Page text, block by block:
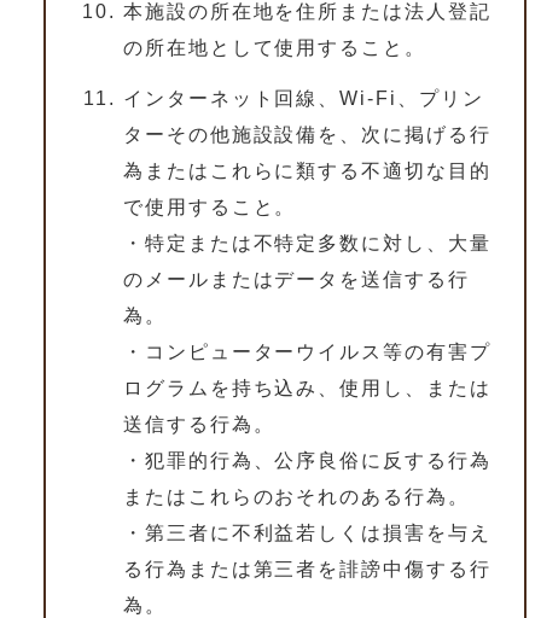
本施設の所在地を住所または法人登記
の所在地として使用すること。
インターネット回線、Wi-Fi、プリン
ターその他施設設備を、次に掲げる行
為またはこれらに類する不適切な目的
で使用すること。
・特定または不特定多数に対し、大量
のメールまたはデータを送信する行
為。
・コンピューターウイルス等の有害プ
ログラムを持ち込み、使用し、または
送信する行為。
・犯罪的行為、公序良俗に反する行為
またはこれらのおそれのある行為。
・第三者に不利益若しくは損害を与え
る行為または第三者を誹謗中傷する行
為。